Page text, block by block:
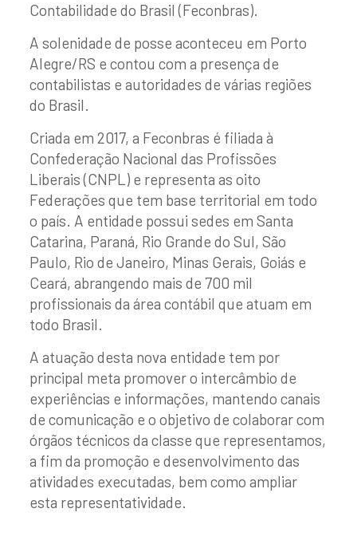
Contabilidade do Brasil (Feconbras).
A solenidade de posse aconteceu em Porto
Alegre/RS e contou com a presença de
contabilistas e autoridades de várias regiões
do Brasil.
Criada em 2017, a Feconbras é filiada à
Confederação Nacional das Profissões
Liberais (CNPL) e representa as oito
Federações que tem base territorial em todo
o país. A entidade possui sedes em Santa
Catarina, Paraná, Rio Grande do Sul, São
Paulo, Rio de Janeiro, Minas Gerais, Goiás e
Ceará, abrangendo mais de 700 mil
profissionais da área contábil que atuam em
todo Brasil.
A atuação desta nova entidade tem por
principal meta promover o intercâmbio de
experiências e informações, mantendo canais
de comunicação e o objetivo de colaborar com
órgãos técnicos da classe que representamos,
a fim da promoção e desenvolvimento das
atividades executadas, bem como ampliar
esta representatividade.